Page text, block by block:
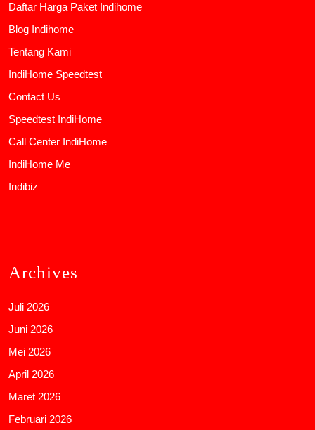
Daftar Harga Paket Indihome
Blog Indihome
Tentang Kami
IndiHome Speedtest
Contact Us
Speedtest IndiHome
Call Center IndiHome
IndiHome Me
Indibiz
Archives
Juli 2026
Juni 2026
Mei 2026
April 2026
Maret 2026
Februari 2026